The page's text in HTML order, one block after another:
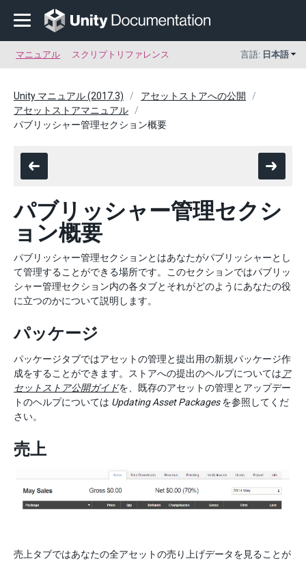
マニュアル スクリプトリファレンス 言語: 日本語
Unity マニュアル (2017.3)
アセットストアへの公開
アセットストアマニュアル
パブリッシャー管理セクション概要
パブリッシャー管理セクシ
ョン概要
パブリッシャー管理セクションとはあなたがパブリッシャーとし
て管理することができる場所です。このセクションではパブリッ
シャー管理セクション内の各タブとそれがどのようにあなたの役
に立つのかについて説明します。
パッケージ
パッケージタブではアセットの管理と提出用の新規パッケージ作
成をすることができます。ストアへの提出のヘルプについては ア
セットストア公開ガイドを、既存のアセットの管理とアップデー
トのヘルプについては Updating Asset Packagesを参照してくだ
さい。
売上
売上タブではあなたの全アセットの売り上げデータを見ることが